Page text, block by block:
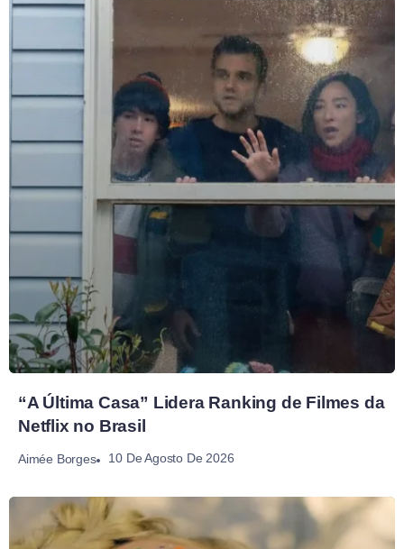
“A Última Casa” Lidera Ranking de Filmes da
Netflix no Brasil
Aimée Borges 10 De Agosto De 2026